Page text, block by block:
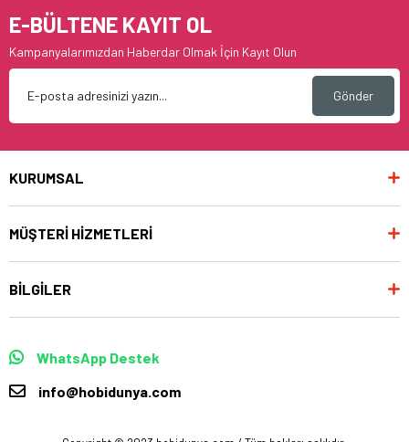
E-BÜLTENE KAYIT OL
Kampanyalarımızdan Haberdar Olmak İçin Kayıt Olun
Gönder
KURUMSAL
MÜŞTERİ HİZMETLERİ
BİLGİLER
WhatsApp Destek
info@hobidunya.com